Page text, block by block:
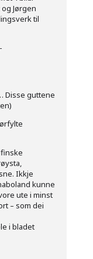
Jørgen
til
Disse guttene
Ikkje
kunne
ute i minst
– som dei
i bladet